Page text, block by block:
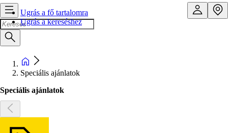
Ugrás a fő tartalomra
Ugrás a kereséshez
Speciális ajánlatok
Speciális ajánlatok